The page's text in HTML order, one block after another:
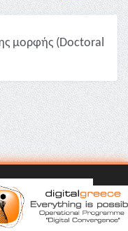
μορφής (Doctoral